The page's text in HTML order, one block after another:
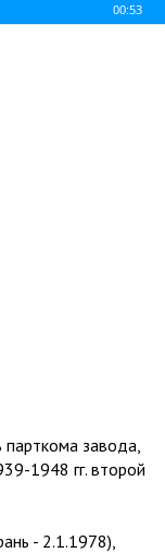
00:53
парткома завода,
1948 гг. второй
- 2.1.1978),